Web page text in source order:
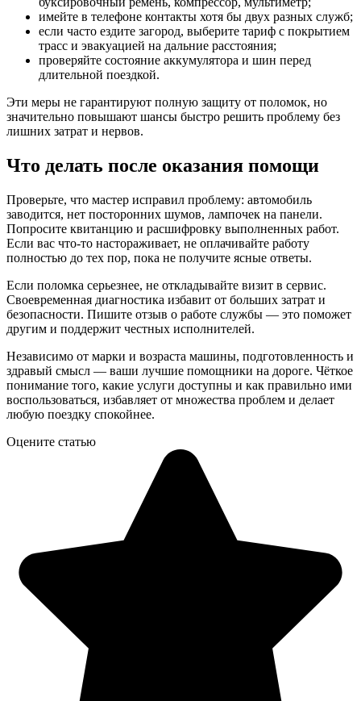
имейте в телефоне контакты хотя бы двух разных служб;
если часто ездите загород, выберите тариф с покрытием
трасс и эвакуацией на дальние расстояния;
проверяйте состояние аккумулятора и шин перед
длительной поездкой.
Эти меры не гарантируют полную защиту от поломок, но
значительно повышают шансы быстро решить проблему без
лишних затрат и нервов.
Что делать после оказания помощи
Проверьте, что мастер исправил проблему: автомобиль
заводится, нет посторонних шумов, лампочек на панели.
Попросите квитанцию и расшифровку выполненных работ.
Если вас что-то настораживает, не оплачивайте работу
полностью до тех пор, пока не получите ясные ответы.
Если поломка серьезнее, не откладывайте визит в сервис.
Своевременная диагностика избавит от больших затрат и
безопасности. Пишите отзыв о работе службы — это поможет
другим и поддержит честных исполнителей.
Независимо от марки и возраста машины, подготовленность и
здравый смысл — ваши лучшие помощники на дороге. Чёткое
понимание того, какие услуги доступны и как правильно ими
воспользоваться, избавляет от множества проблем и делает
любую поездку спокойнее.
Оцените статью